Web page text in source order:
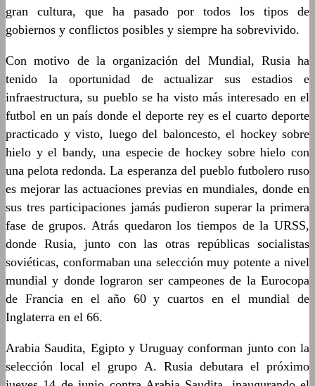
gran cultura, que ha pasado por todos los tipos de
gobiernos y conflictos posibles y siempre ha sobrevivido.
Con motivo de la organización del Mundial, Rusia ha
tenido la oportunidad de actualizar sus estadios e
infraestructura, su pueblo se ha visto más interesado en el
futbol en un país donde el deporte rey es el cuarto deporte
practicado y visto, luego del baloncesto, el hockey sobre
hielo y el bandy, una especie de hockey sobre hielo con
una pelota redonda. La esperanza del pueblo futbolero ruso
es mejorar las actuaciones previas en mundiales, donde en
sus tres participaciones jamás pudieron superar la primera
fase de grupos. Atrás quedaron los tiempos de la URSS,
donde Rusia, junto con las otras repúblicas socialistas
soviéticas, conformaban una selección muy potente a nivel
mundial y donde lograron ser campeones de la Eurocopa
de Francia en el año 60 y cuartos en el mundial de
Inglaterra en el 66.
Arabia Saudita, Egipto y Uruguay conforman junto con la
selección local el grupo A. Rusia debutara el próximo